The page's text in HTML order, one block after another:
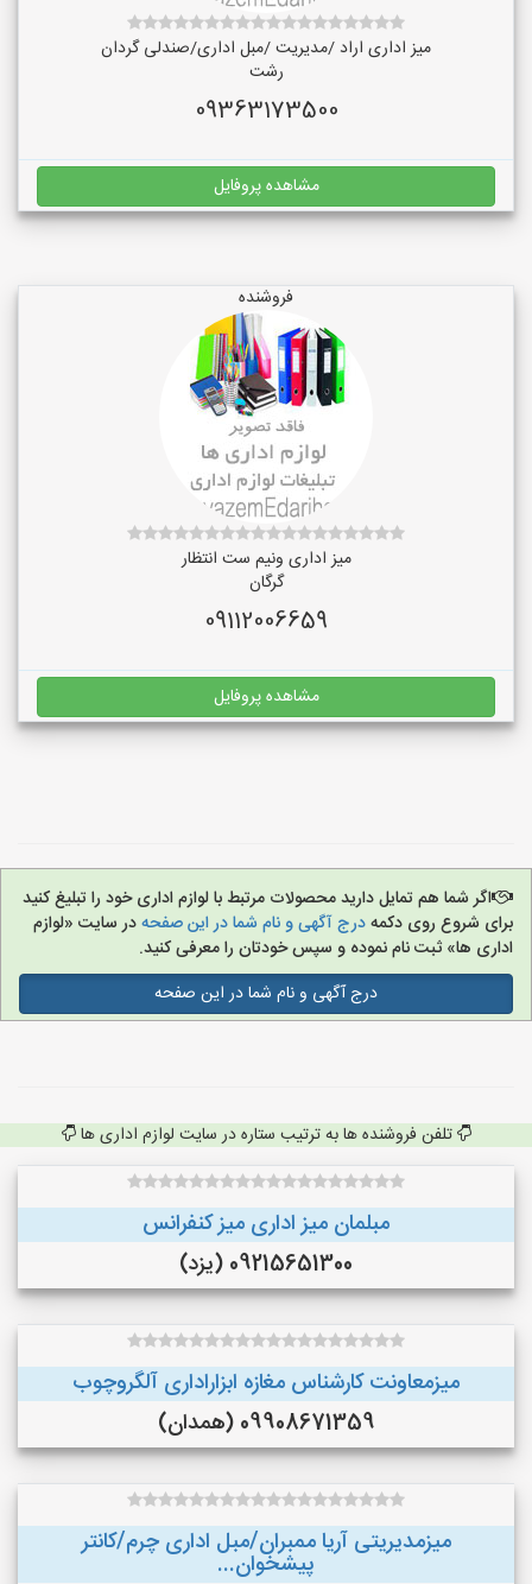
میز اداری اراد /مدیریت /مبل اداری/صندلی گردان
رشت
09363173500
مشاهده پروفایل
فروشنده
میز اداری ونیم ست انتظار
گرگان
09112006659
مشاهده پروفایل
اگر شما هم تمایل دارید محصولات مرتبط با لوازم اداری خود را تبلیغ کنید
برای شروع روی دکمهدرج آگهی و نام شما در این صفحهدر سایت «لوازم
اداری ها» ثبت نام نموده و سپس خودتان را معرفی کنید.
درج آگهی و نام شما در این صفحه
تلفن فروشنده ها به ترتیب ستاره در سایت لوازم اداری ها
مبلمان میز اداری میز کنفرانس
09215651300 (یزد)
میزمعاونت کارشناس مغازه ابزاراداری آلگروچوب
09908671359 (همدان)
میزمدیریتی آریا ممبران/مبل اداری چرم/کانتر
پیشخوان...